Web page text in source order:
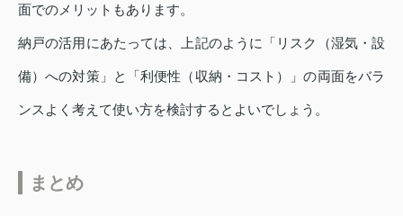
面でのメリットもあります。
納戸の活用にあたっては、上記のように「リスク（湿気・設
備）への対策」と「利便性（収納・コスト）」の両面をバラ
ンスよく考えて使い方を検討するとよいでしょう。
まとめ